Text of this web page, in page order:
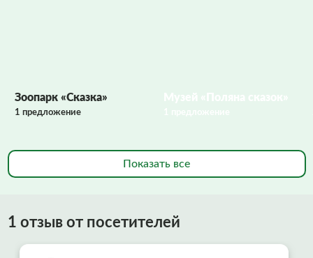
Зоопарк «Сказка»
1 предложение
Показать все
1 отзыв от посетителей